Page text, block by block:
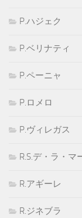
P.ハジェク
P.ベリナティ
P.ペーニャ
P.ロメロ
P.ヴィレガス
R.S.デ・ラ・マ
R.アギーレ
R.ジネブラ